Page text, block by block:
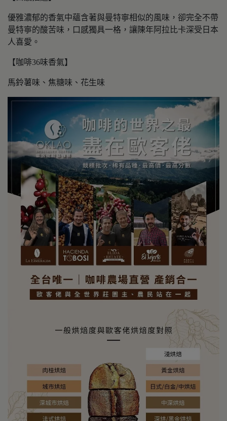
優雅濃郁的香氣中蘊含著與曼特寧相似的風味，卻完全不帶
曼特寧的酸苦味，口感獨具一格，讓陳年阿拉比卡深受日本
人喜愛。
【咖啡36味香氣】
馬鈴薯味、焦糖味、花生味